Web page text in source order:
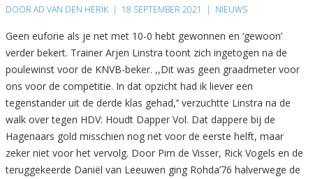
DOOR AD VAN DEN HERIK | 18 SEPTEMBER 2021 | NIEUWS
Geen euforie als je net met 10-0 hebt gewonnen en ‘gewoon’
verder bekert. Trainer Arjen Linstra toont zich ingetogen na de
poulewinst voor de KNVB-beker. ,,Dit was geen graadmeter voor
ons voor de competitie. In dat opzicht had ik liever een
tegenstander uit de derde klas gehad,’’ verzuchtte Linstra na de
walk over tegen HDV: Houdt Dapper Vol. Dat dappere bij de
Hagenaars gold misschien nog net voor de eerste helft, maar
zeker niet voor het vervolg. Door Pim de Visser, Rick Vogels en de
teruggekeerde Daniël van Leeuwen ging Rohda’76 halverwege de